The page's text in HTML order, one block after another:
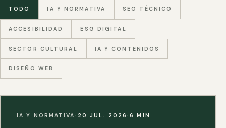
TODO IA Y NORMATIVA SEO TÉCNICO
ACCESIBILIDAD ESG DIGITAL
SECTOR CULTURAL IA Y CONTENIDOS
DISEÑO WEB
IA Y NORMATIVA · 20 JUL. 2026·6 MIN